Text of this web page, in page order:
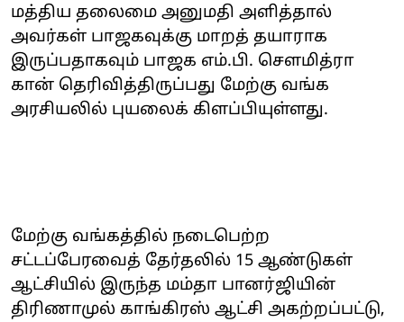
மத்திய தலைமை அனுமதி அளித்தால்
அவர்கள் பாஜகவுக்கு மாறத் தயாராக
இருப்பதாகவும் பாஜக எம்.பி. சௌமித்ரா
கான் தெரிவித்திருப்பது மேற்கு வங்க
அரசியலில் புயலைக் கிளப்பியுள்ளது.
மேற்கு வங்கத்தில் நடைபெற்ற
சட்டப்பேரவைத் தேர்தலில் 15 ஆண்டுகள்
ஆட்சியில் இருந்த மம்தா பானர்ஜியின்
திரிணாமுல் காங்கிரஸ் ஆட்சி அகற்றப்பட்டு,